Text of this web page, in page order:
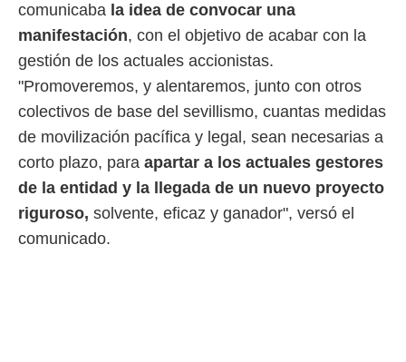
publicidad
de
1199
comunicaba la idea de convocar una
manifestación, con el objetivo de acabar con la
gestión de los actuales accionistas.
"Promoveremos, y alentaremos, junto con otros
colectivos de base del sevillismo, cuantas medidas
de movilización pacífica y legal, sean necesarias a
corto plazo, para apartar a los actuales gestores
de la entidad y la llegada de un nuevo proyecto
riguroso, solvente, eficaz y ganador", versó el
comunicado.